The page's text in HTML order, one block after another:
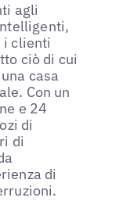
agli
i clienti
ciò di cui
casa
Con un
e 24
di
di
di